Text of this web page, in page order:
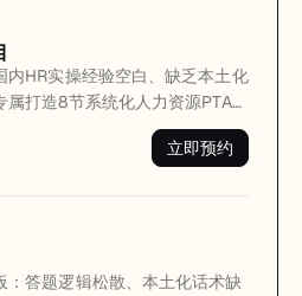
部晋升机制、隐形福利体系、
学员留学背景、职业诉求与长
区，筛选出适配度最高、成长性
，助力锁定长期可持续的职
内HR实操经验空白、缺乏本土化
打造8节系统化人力资源PTA实
六大核心模块+三支柱体系，涵
、员工培训、绩效考核、薪酬
弃纯理论教学，带领留学生沉
作逻辑，补齐海外学历与国内职
立输出完整可落地的人力资源管
立即预约
：答题逻辑松散、本土化话术缺